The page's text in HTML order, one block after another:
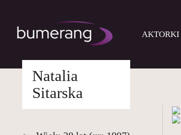
AKTORKI
AKTORZY
MŁODZI
AKTORKI
drukuj
Natalia
Sitarska